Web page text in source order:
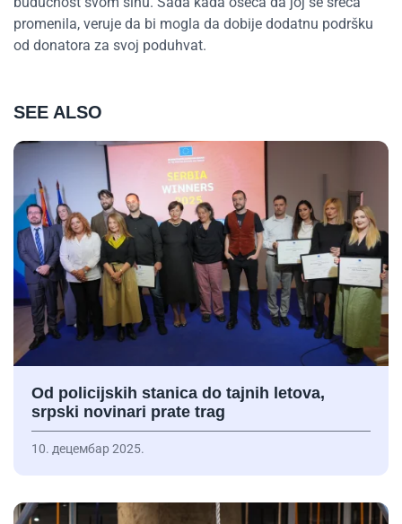
promenila, veruje da bi mogla da dobije dodatnu podršku
od donatora za svoj poduhvat.
SEE ALSO
Od policijskih stanica do tajnih letova,
srpski novinari prate trag
10. децембар 2025.